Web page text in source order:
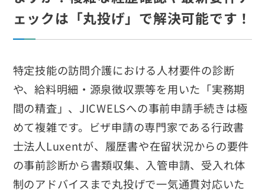
ェックは「丸投げ」で解決可能です！
特定技能の訪問介護における人材要件の診断
や、給料明細・源泉徴収票等を用いた「実務期
間の精査」、JICWELSへの事前申請手続きは極
めて複雑です。ビザ申請の専門家である行政書
士法人Luxentが、履歴書や在留状況からの要件
の事前診断から書類収集、入管申請、受入れ体
制のアドバイスまで丸投げで一気通貫対応いた